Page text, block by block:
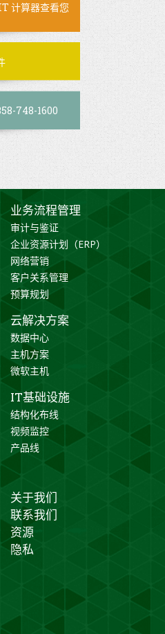
计算器查看您
748-1600
业务流程管理
审计与鉴证
企业资源计划（ERP）
网络营销
客户关系管理
预算规划
云解决方案
数据中心
主机方案
微软主机
IT基础设施
结构化布线
视频监控
产品线
关于我们
联系我们
资源
隐私